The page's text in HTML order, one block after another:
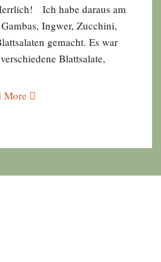
Ich habe daraus am
Ingwer, Zucchini,
gemacht. Es war
Blattsalate,
More